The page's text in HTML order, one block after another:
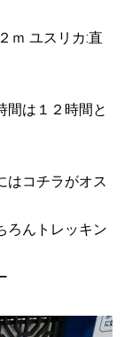
ｍ ユスリカ:直
間は１２時間と
はコチラがオス
ろんトレッキン